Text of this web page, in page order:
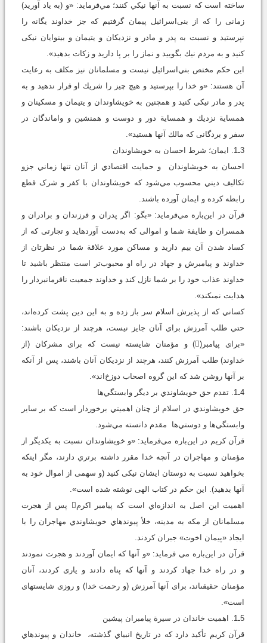
ساخته است که نسبت به آنها نيکي کنند؛ مي‌فرمايد: «و (به ياد آوريد)
زمانى را كه از بنى‌اسرائيل پيمان گرفتيم كه جز خداوند يگانه را
نپرستيد و نسبت به پدر و مادر و نزديكان و يتيمان و بينوايان نيكى
كنيد و به مردم نيك بگوييد و نماز را بر پا داريد و زكات بدهيد».
اين حکم مختص بني‌اسرائيل نيست و مسلمانان نيز مکلف به رعايت
آن هستند: «و خدا را بپرستيد و هيچ چيز را شريك او قرار ندهيد و به
پدر و مادر نيكى كنيد و همچنين به خويشاوندان و يتيمان و مسكينان و
همساية نزديك و همساية دور و دوست و همنشين و واماندگان در
سفر و بردگانى كه مالك آنها هستيد».
3ـ1. ايمان؛ شرط احسان به خويشاوندان
احسان به خويشاوندان و حمايت اقتصادي از آنان تنها زماني جزو
تکاليف ديني محسوب مي‌شود که خويشاوندان با کفر و شرک قطع
رابطه کرده و ايمان آورده باشند.
قرآن در اين‌باره مي‌فرمايد: «بگو: اگر پدران و فرزندان و برادران و
همسران و طايفة شما و اموالى كه به‌دست آورده‏ايد و تجارتى كه از
كساد شدن آن بيم داريد و مساكن مورد علاقة شما در نظرتان از
خداوند و پيامبرش و جهاد در راه او محبوب‌تر است منتظر باشيد تا
خداوند عذاب خود را بر شما نازل كند و خداوند جمعيت نافرمانبردار را
هدايت نمى‏كند».
کساني که از پذيرش اسلام سر باز زده و به اين دين پشت کرده‌اند،
حتي طلب آمرزش براي آنان جايز نيست، هرچند از نزديکان باشند:
«براى پيامبر() و مؤمنان شايسته نيست كه براى مشركان (از
خداوند) طلب آمرزش كنند، هرچند از نزديكان آنان باشند، پس از آنكه
بر آنها روشن شد كه اين گروه اصحاب دوزخ‌اند».
4ـ1. تقدم حق خويشاوندي بر ديگر وابستگي‌ها
حق خويشاوندي در اسلام از چنان اهميتي برخوردار است که بر ساير
وابستگي‌ها و دوستي‌ها مقدم دانسته مي‌شود.
قرآن کريم در اين‌باره مي‌فرمايد: «و خويشاوندان نسبت به يكديگر از
مؤمنان و مهاجران در آنچه خدا مقرر داشته برتري دارند، مگر اينكه
بخواهيد نسبت به دوستان ايشان نيكى كنيد (و سهمى از اموال خود به
آنها بدهيد). اين حكم در كتاب الهى نوشته شده است».
اهميت اين اصل به اندازه‌اي است که پيامبر اکرم پس از هجرت
مسلمانان از مکه به مدينه، خلأ پيوندهاي خويشاوندي مهاجران را با
ايجاد «پيمان اخوت» جبران کردند.
قرآن در اين‌باره مي فرمايد: «و آنها كه ايمان آوردند و هجرت نمودند
و در راه خدا جهاد كردند و آنها كه پناه دادند و يارى كردند، آنان
مؤمنان حقيقى‏اند، براى آنها آمرزش (و رحمت خدا) و روزى شايسته‏اى
است».
5ـ1. اهميت خاندان در سيرة پيامبران پيشين
قرآن کريم تأکيد دارد که در تاريخ انبياي گذشته، خاندان و پيوندهاي